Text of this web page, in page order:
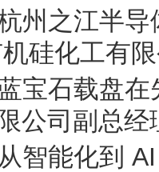
州之江半
硅化工有
宝石载盘
公司副总经
智能化到